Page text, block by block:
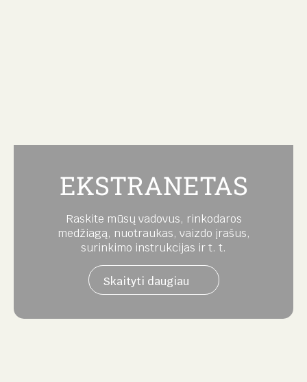
EKSTRANETAS
Raskite mūsų vadovus, rinkodaros
medžiagą, nuotraukas, vaizdo įrašus,
surinkimo instrukcijas ir t. t.
Skaityti daugiau